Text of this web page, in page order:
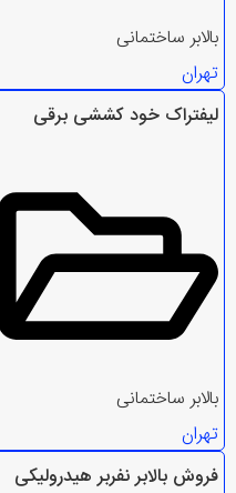
بالابر ساختمانی
تهران
لیفتراک خود کششی برقی
بالابر ساختمانی
تهران
فروش بالابر نفربر هیدرولیکی